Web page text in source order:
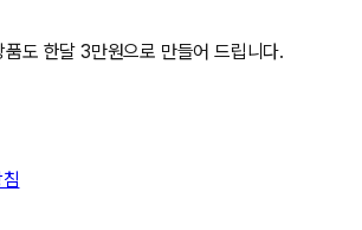
도 한달 3만원으로 만들어 드립니다.